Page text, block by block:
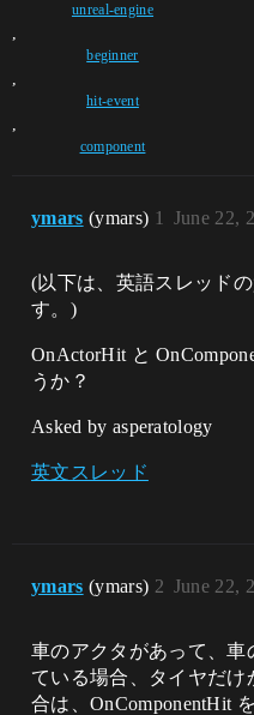
unreal-engine
,
beginner
,
hit-event
,
component
ymars (ymars) June 22,
1
(以下は、英語スレッド
す。)
OnActorHit と
うか？
Asked by asperatology
英文スレッド
ymars (ymars) June 22,
2
車のアクタがあって、
ている場合、タイヤだ
合は、OnComponentHit